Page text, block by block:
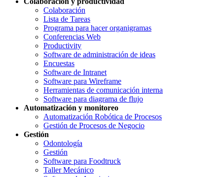
Colaboración
Lista de Tareas
Programa para hacer organigramas
Conferencias Web
Productivity
Software de administración de ideas
Encuestas
Software de Intranet
Software para Wireframe
Herramientas de comunicación interna
Software para diagrama de flujo
Automatización y monitoreo
Automatización Robótica de Procesos
Gestión de Procesos de Negocio
Gestión
Odontología
Gestión
Software para Foodtruck
Taller Mecánico